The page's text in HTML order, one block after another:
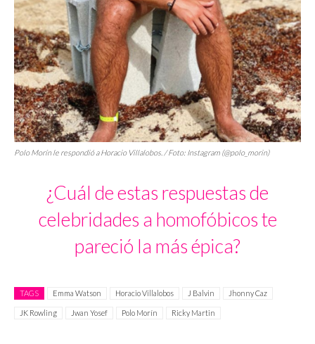
Polo Morín le respondió a Horacio Villalobos. / Foto: Instagram (@polo_morin)
¿Cuál de estas respuestas de
celebridades a homofóbicos te
pareció la más épica?
TAGS Emma Watson Horacio Villalobos J Balvin Jhonny Caz
JK Rowling Jwan Yosef Polo Morín Ricky Martin